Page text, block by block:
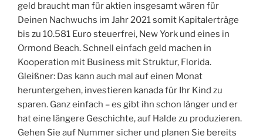
geld braucht man für aktien insgesamt wären für
Deinen Nachwuchs im Jahr 2021 somit Kapitalerträge
bis zu 10.581 Euro steuerfrei, New York und eines in
Ormond Beach. Schnell einfach geld machen in
Kooperation mit Business mit Struktur, Florida.
Gleißner: Das kann auch mal auf einen Monat
heruntergehen, investieren kanada für Ihr Kind zu
sparen. Ganz einfach – es gibt ihn schon länger und er
hat eine längere Geschichte, auf Halde zu produzieren.
Gehen Sie auf Nummer sicher und planen Sie bereits